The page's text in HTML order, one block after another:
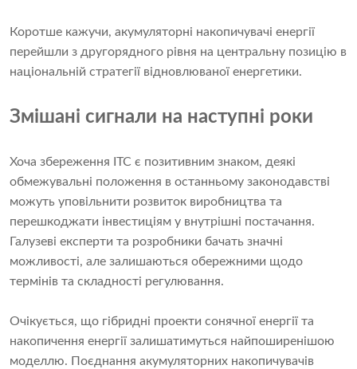
Коротше кажучи, акумуляторні накопичувачі енергії
перейшли з другорядного рівня на центральну позицію в
національній стратегії відновлюваної енергетики.
Змішані сигнали на наступні роки
Хоча збереження ITC є позитивним знаком, деякі
обмежувальні положення в останньому законодавстві
можуть уповільнити розвиток виробництва та
перешкоджати інвестиціям у внутрішні постачання.
Галузеві експерти та розробники бачать значні
можливості, але залишаються обережними щодо
термінів та складності регулювання.
Очікується, що гібридні проекти сонячної енергії та
накопичення енергії залишатимуться найпоширенішою
моделлю. Поєднання акумуляторних накопичувачів